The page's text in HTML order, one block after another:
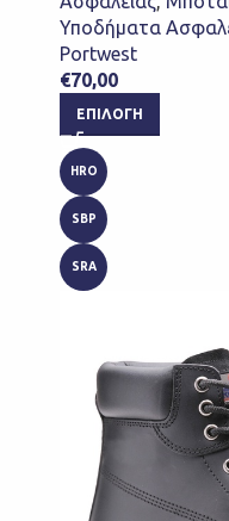
Υποδήματα
Portwest
€70,00
ΕΠΙΛΟΓΉ
HRO
SBP
SRA